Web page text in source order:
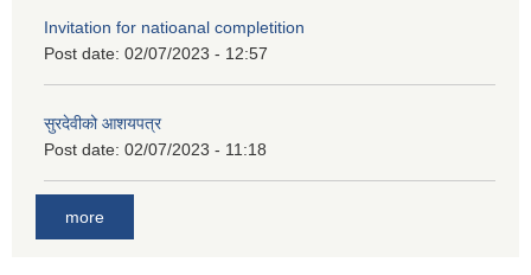
Invitation for natioanal completition
Post date: 02/07/2023 - 12:57
सुरदेवीको आशयपत्र
Post date: 02/07/2023 - 11:18
more